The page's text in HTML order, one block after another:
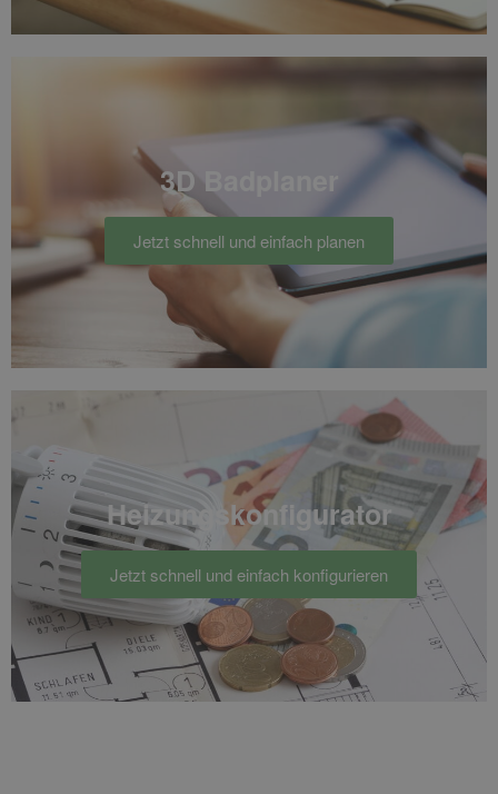
3D Badplaner
Jetzt schnell und einfach planen
Heizungs­konfigurator
Jetzt schnell und einfach konfigurieren